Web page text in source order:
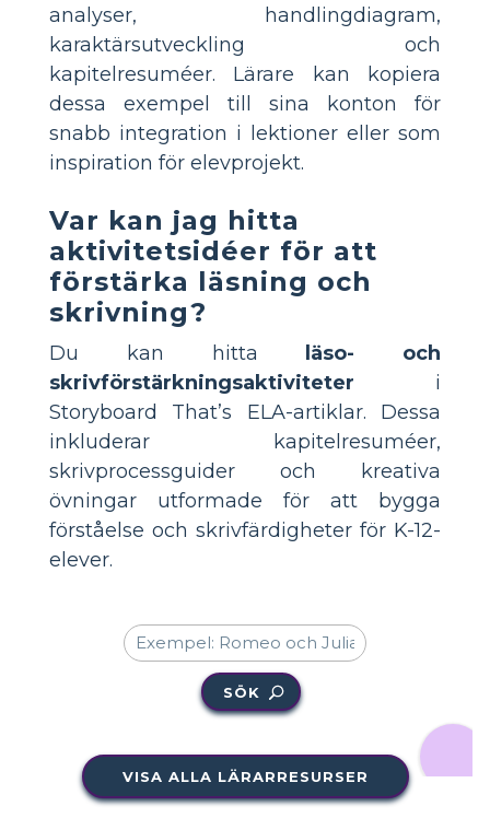
analyser, handlingdiagram,
karaktärsutveckling och
kapitelresuméer. Lärare kan kopiera
dessa exempel till sina konton för
snabb integration i lektioner eller som
inspiration för elevprojekt.
Var kan jag hitta
aktivitetsidéer för att
förstärka läsning och
skrivning?
Du kan hitta
läso- och
skrivförstärkningsaktiviteter i
Storyboard That’s ELA-artiklar. Dessa
inkluderar kapitelresuméer,
skrivprocessguider och kreativa
övningar utformade för att bygga
förståelse och skrivfärdigheter för K-12-
elever.
SÖK
VISA ALLA LÄRARRESURSER